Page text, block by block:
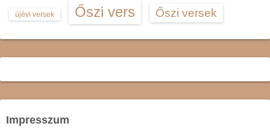
újévi versek Őszi vers Őszi versek
Impresszum